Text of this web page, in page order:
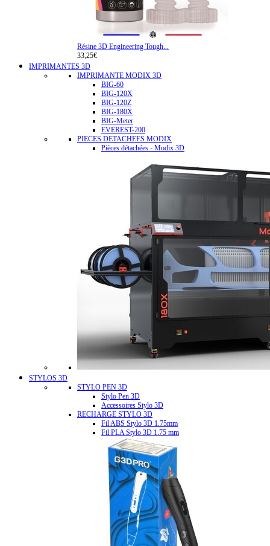
Résine 3D Engineering Tough...
33,25€
IMPRIMANTES 3D
IMPRIMANTE MODIX 3D
BIG-60
BIG-120X
BIG-120Z
BIG-180X
BIG-Meter
EVEREST-200
PIECES DETACHEES MODIX
Pièces détachées - Modix 3D
STYLOS 3D
STYLO PEN 3D
Stylo Pen 3D
Accessoires Stylo 3D
RECHARGE STYLO 3D
Fil ABS Stylo 3D 1.75mm
Fil PLA Stylo 3D 1.75 mm